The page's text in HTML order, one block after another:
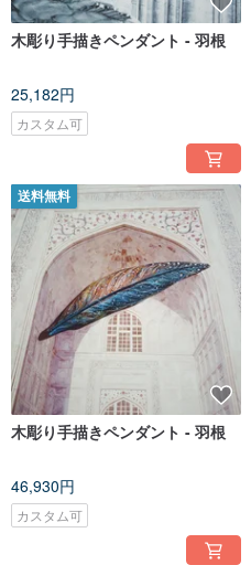
木彫り手描きペンダント - 羽根
25,182円
カスタム可
送料無料
木彫り手描きペンダント - 羽根
46,930円
カスタム可